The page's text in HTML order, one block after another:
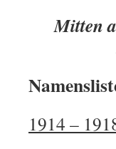
Mitten
1914 –